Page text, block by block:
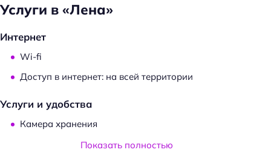
Услуги в «Лена»
Интернет
Wi-fi
Доступ в интернет: на всей территории
Услуги и удобства
Камера хранения
Показать полностью